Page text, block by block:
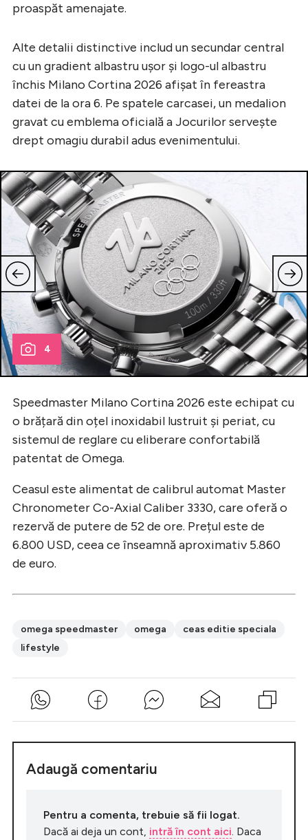
proaspăt amenajate.
Alte detalii distinctive includ un secundar central
cu un gradient albastru ușor și logo-ul albastru
închis Milano Cortina 2026 afișat în fereastra
datei de la ora 6. Pe spatele carcasei, un medalion
gravat cu emblema oficială a Jocurilor servește
drept omagiu durabil adus evenimentului.
4
Speedmaster Milano Cortina 2026 este echipat cu
o brățară din oțel inoxidabil lustruit și periat, cu
sistemul de reglare cu eliberare confortabilă
patentat de Omega.
Ceasul este alimentat de calibrul automat Master
Chronometer Co-Axial Caliber 3330, care oferă o
rezervă de putere de 52 de ore. Prețul este de
6.800 USD, ceea ce înseamnă aproximativ 5.860
de euro.
omega speedmaster omega
ceas editie speciala
lifestyle
Adaugă comentariu
Pentru a comenta, trebuie să fii logat.
Dacă ai deja un cont, intră în cont aici . Daca